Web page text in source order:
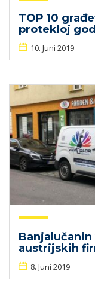
TOP 10
protekloj
10. Juni 2019
austrijskih
8. Juni 2019